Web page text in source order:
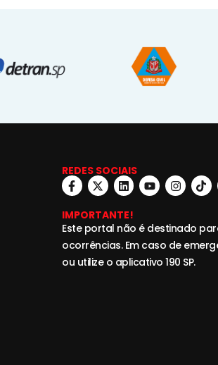
REDES SOCIAIS
IMPORTANTE!
Este portal não é destinado
ocorrências. Em caso de
ou utilize o aplicativo 190 SP.